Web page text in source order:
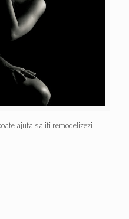
ajuta sa iti remodelizezi